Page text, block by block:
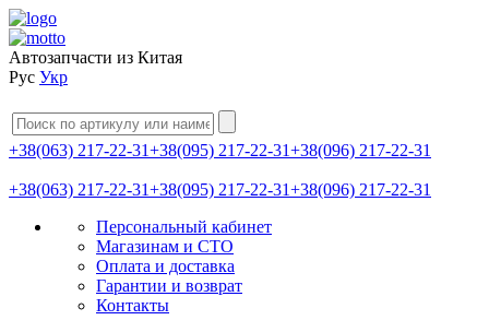
Автозапчасти из Китая
Рус Укр
+38(063) 217-22-31+38(095) 217-22-31+38(096) 217-22-31
+38(063) 217-22-31+38(095) 217-22-31+38(096) 217-22-31
Персональный кабинет
Магазинам и СТО
Оплата и доставка
Гарантии и возврат
Контакты